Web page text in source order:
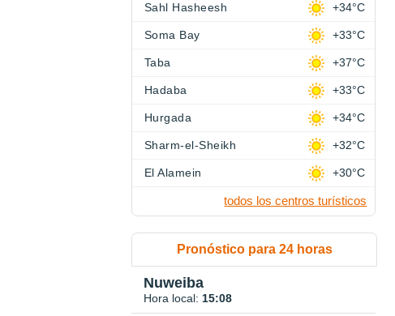
Sahl Hasheesh +34°C
Soma Bay +33°C
Taba +37°C
Hadaba +33°C
Hurgada +34°C
Sharm-el-Sheikh +32°C
El Alamein +30°C
todos los centros turísticos
Pronóstico para 24 horas
Nuweiba
Hora local: 15:08